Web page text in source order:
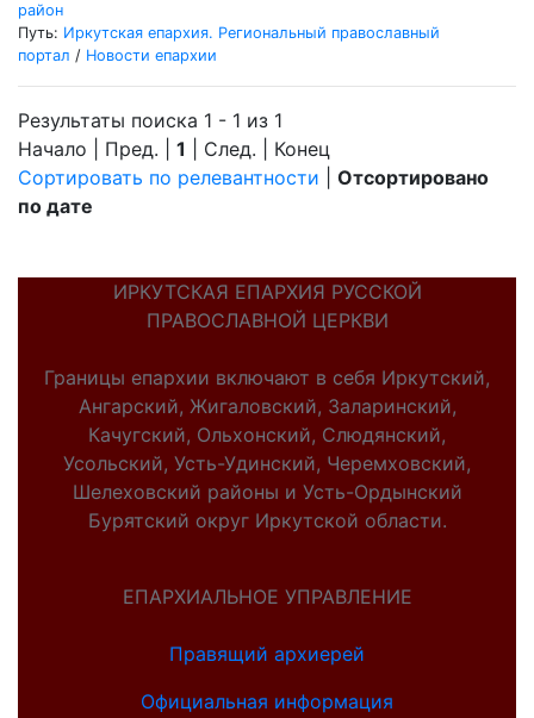
район
Путь: Иркутская епархия. Региональный православный
портал / Новости епархии
Результаты поиска 1 - 1 из 1
Начало | Пред. | 1 | След. | Конец
Сортировать по релевантности
Отсортировано
по дате
ИРКУТСКАЯ ЕПАРХИЯ РУССКОЙ
ПРАВОСЛАВНОЙ ЦЕРКВИ
Границы епархии включают в себя Иркутский,
Ангарский, Жигаловский, Заларинский,
Качугский, Ольхонский, Слюдянский,
Усольский, Усть-Удинский, Черемховский,
Шелеховский районы и Усть-Ордынский
Бурятский округ Иркутской области.
ЕПАРХИАЛЬНОЕ УПРАВЛЕНИЕ
Правящий архиерей
Официальная информация